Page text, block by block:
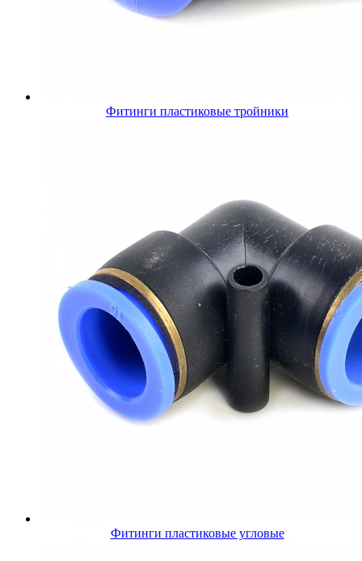
Фитинги пластиковые тройники
Фитинги пластиковые угловые